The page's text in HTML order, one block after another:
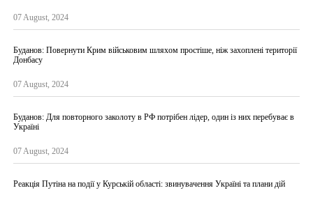
07 August, 2024
Буданов: Повернути Крим військовим шляхом простіше, ніж захоплені території
Донбасу
07 August, 2024
Буданов: Для повторного заколоту в РФ потрібен лідер, один із них перебуває в
Україні
07 August, 2024
Реакція Путіна на події у Курській області: звинувачення Україні та плани дій